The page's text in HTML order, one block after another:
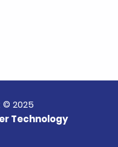
© 2025
Technology